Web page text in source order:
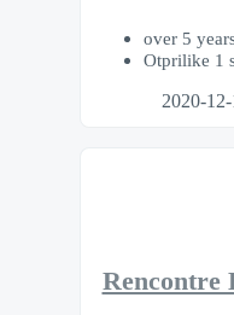
over 5
Otprilike 1
2020-